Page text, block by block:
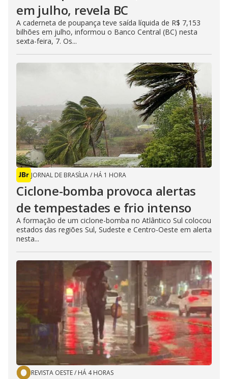
em julho, revela BC
A caderneta de poupança teve saída líquida de R$ 7,153
bilhões em julho, informou o Banco Central (BC) nesta
sexta-feira, 7. Os...
JORNAL DE BRASÍLIA/ HÁ 1 HORA
Ciclone-bomba provoca alertas
de tempestades e frio intenso
A formação de um ciclone-bomba no Atlântico Sul colocou
estados das regiões Sul, Sudeste e Centro-Oeste em alerta
nesta...
REVISTA OESTE/ HÁ 4 HORAS